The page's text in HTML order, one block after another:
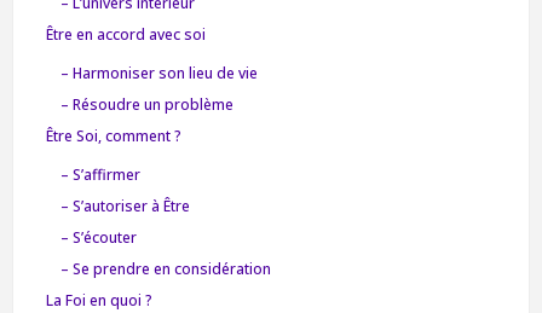
Être en accord avec soi
– Harmoniser son lieu de vie
– Résoudre un problème
Être Soi, comment ?
– S’affirmer
– S’autoriser à Être
– S’écouter
– Se prendre en considération
La Foi en quoi ?